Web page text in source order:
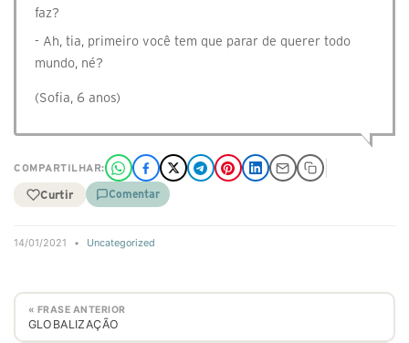
faz?
- Ah, tia, primeiro você tem que parar de querer todo
mundo, né?
(Sofia, 6 anos)
COMPARTILHAR:
Curtir Comentar
14/01/2021 • Uncategorized
« FRASE ANTERIOR
GLOBALIZAÇÃO